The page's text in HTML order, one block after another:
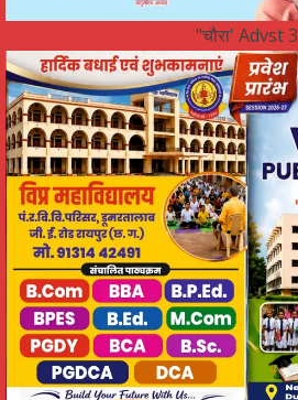
"चौरा' Advst 3